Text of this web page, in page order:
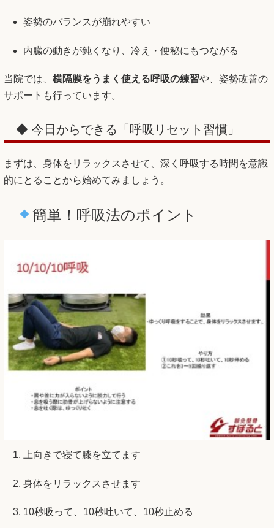
姿勢のバランスが崩れやすい
内臓の動きが鈍くなり、冷え・便秘にもつながる
当院では、 横隔膜をうまく使える呼吸の練習や、姿勢改善の
サポートも行っています。
◆ 今日からできる「呼吸リセット習慣」
まずは、身体をリラックスさせて、深く呼吸する時間を意識
的にとることから始めてみましょう。
簡単！呼吸法のポイント
上向きで寝て膝を立てます
身体をリラックスさせます
10秒吸って、10秒吐いて、10秒止める